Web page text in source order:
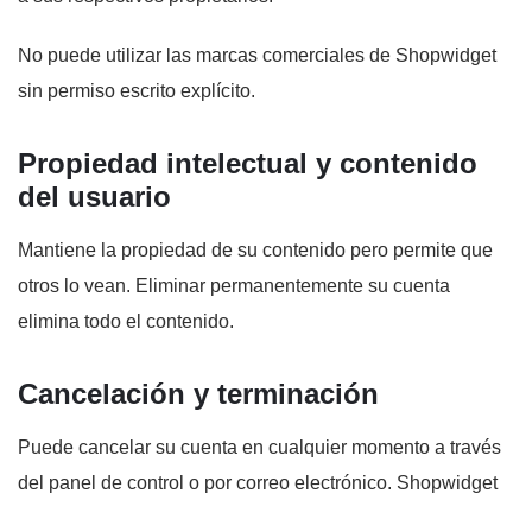
No puede utilizar las marcas comerciales de Shopwidget
sin permiso escrito explícito.
Propiedad intelectual y contenido
del usuario
Mantiene la propiedad de su contenido pero permite que
otros lo vean. Eliminar permanentemente su cuenta
elimina todo el contenido.
Cancelación y terminación
Puede cancelar su cuenta en cualquier momento a través
del panel de control o por correo electrónico. Shopwidget